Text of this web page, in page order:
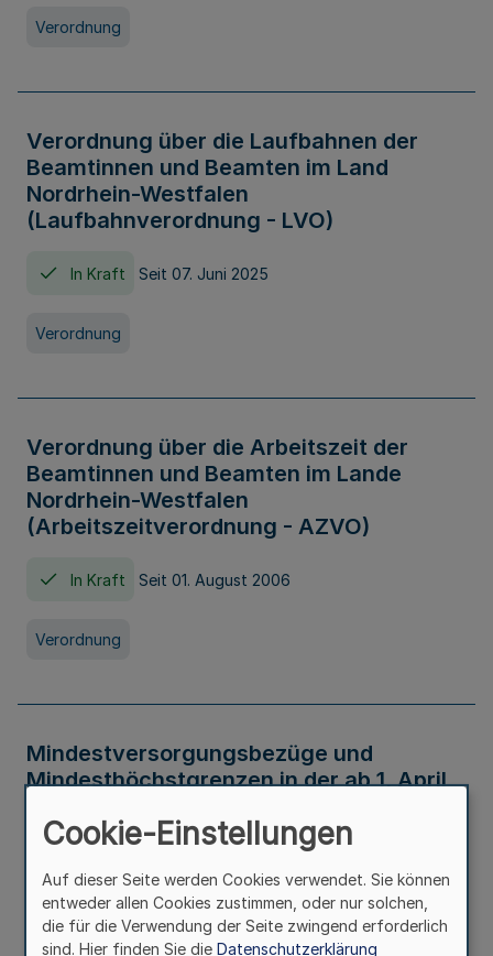
Verordnung
Verordnung über die Laufbahnen der
Beamtinnen und Beamten im Land
Nordrhein-Westfalen
(Laufbahnverordnung - LVO)
In Kraft Seit 07. Juni 2025
Verordnung
Verordnung über die Arbeitszeit der
Beamtinnen und Beamten im Lande
Nordrhein-Westfalen
(Arbeitszeitverordnung - AZVO)
In Kraft Seit 01. August 2006
Verordnung
Mindestversorgungsbezüge und
Mindesthöchstgrenzen in der ab 1. April
Verwaltungsvorschrift
Cookie-Einstellungen
Auf dieser Seite werden Cookies verwendet. Sie können
entweder allen Cookies zustimmen, oder nur solchen,
die für die Verwendung der Seite zwingend erforderlich
sind. Hier finden Sie die Datenschutzerklärung